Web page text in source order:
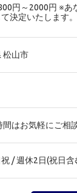
円～2000円 ※あ
決定いたします
松山市
間はお気軽にご相
/ 週休2日(祝日